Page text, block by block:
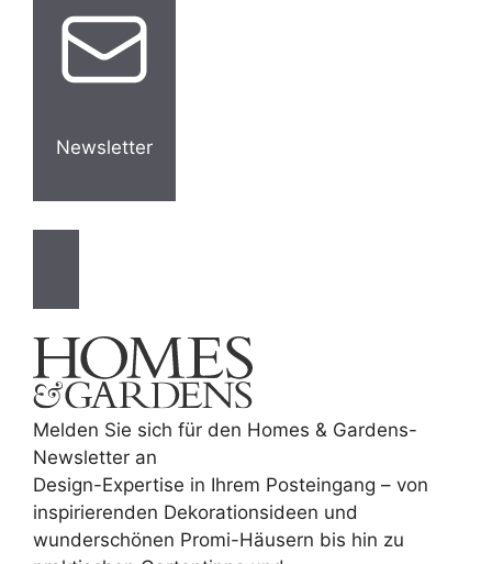
Newsletter
Melden Sie sich für den Homes & Gardens-
Newsletter an
Design-Expertise in Ihrem Posteingang – von
inspirierenden Dekorationsideen und
wunderschönen Promi-Häusern bis hin zu